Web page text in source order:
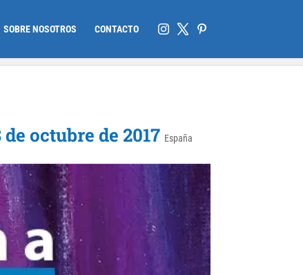
SOBRE NOSOTROS CONTACTO
de octubre de 2017 España